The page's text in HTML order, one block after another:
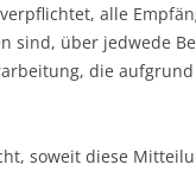
alle
sind, über jedwede
die
soweit diese